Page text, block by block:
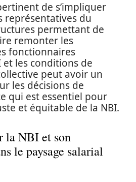
de s’impliquer
représentatives du
permettant de
remonter les
fonctionnaires
et les conditions de
peut avoir un
les décisions de
qui est essentiel pour
et équitable de la NBI.
la NBI et son
le paysage salarial